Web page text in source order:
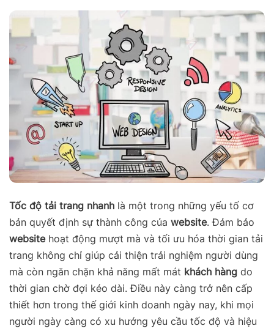
Tốc độ tải trang nhanh là một trong những yếu tố cơ
bản quyết định sự thành công của website. Đảm bảo
websitehoạt động mượt mà và tối ưu hóa thời gian tải
trang không chỉ giúp cải thiện trải nghiệm người dùng
mà còn ngăn chặn khả năng mất mát khách hàng do
thời gian chờ đợi kéo dài. Điều này càng trở nên cấp
thiết hơn trong thế giới kinh doanh ngày nay, khi mọi
người ngày càng có xu hướng yêu cầu tốc độ và hiệu